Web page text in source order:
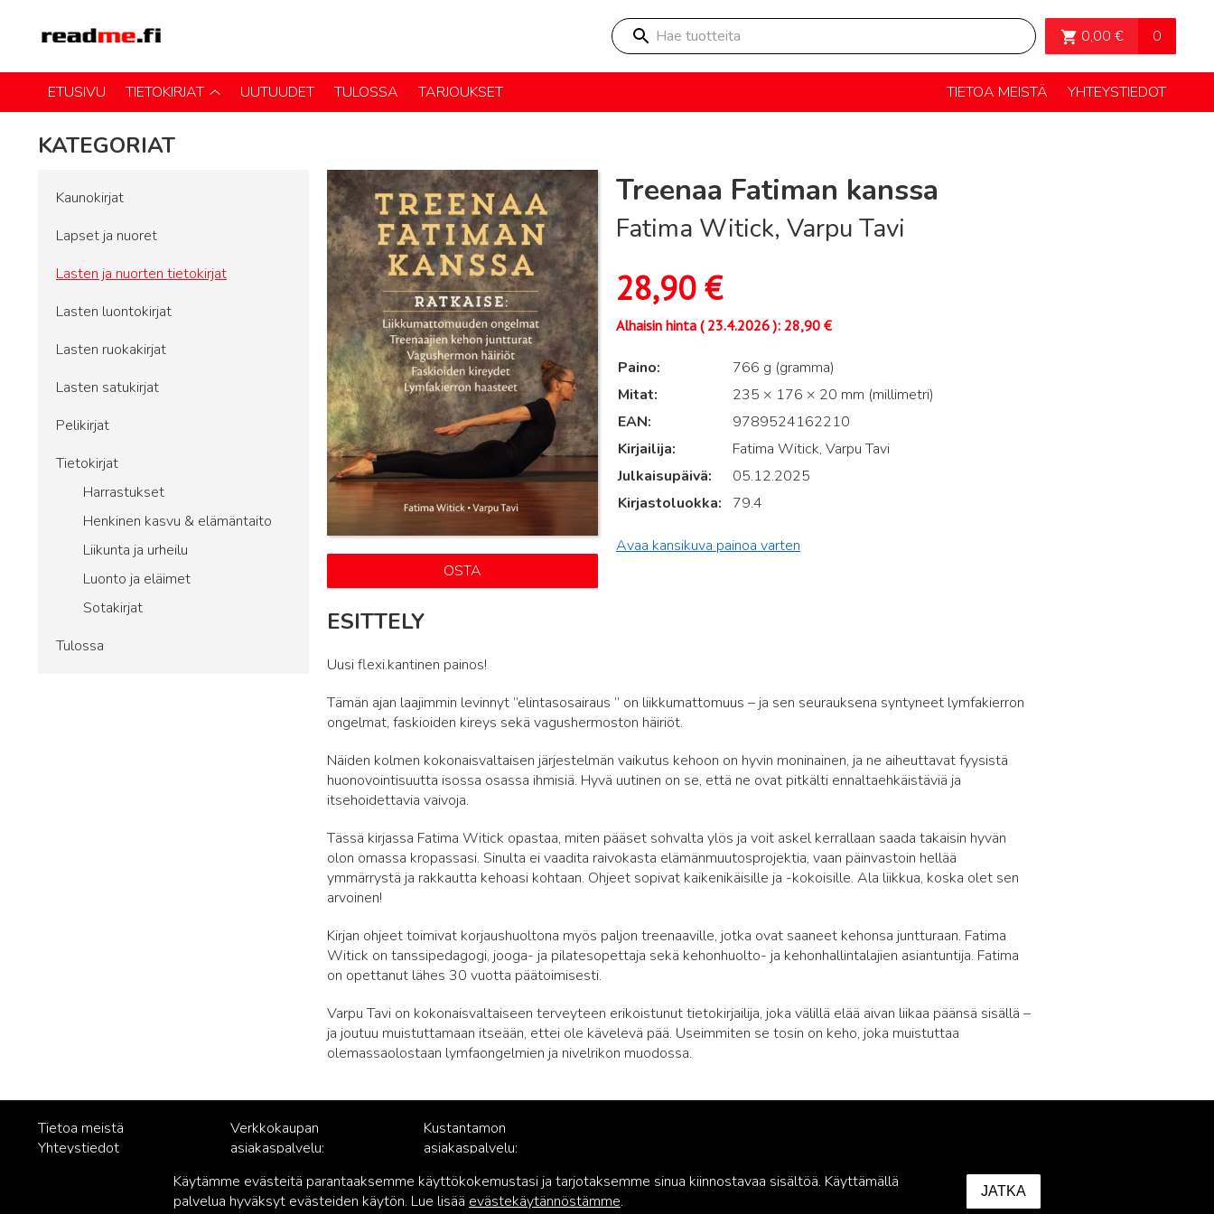
Hae tuotteita 0,00 € 0
OSTOSKORI>
ETUSIVU TIETOKIRJAT UUTUUDET TULOSSA TARJOUKSET TIETOA MEISTÄ YHTEYSTIEDOT
KATEGORIAT
Kaunokirjat
Lapset ja nuoret
Lasten ja nuorten tietokirjat
Lasten luontokirjat
Lasten ruokakirjat
Lasten satukirjat
Pelikirjat
Tietokirjat
Harrastukset
Henkinen kasvu & elämäntaito
Liikunta ja urheilu
Luonto ja eläimet
Sotakirjat
Tulossa
OSTA
Treenaa Fatiman kanssa
Fatima Witick, Varpu Tavi
28,90€
Alhaisin hinta (23.4.2026): 28,90 €
Paino
766 g (gramma)
Mitat
235 × 176 × 20 mm (millimetri)
EAN
9789524162210
Kirjailija
Fatima Witick, Varpu Tavi
Julkaisupäivä
05.12.2025
Kirjastoluokka
79.4
Avaa kansikuva painoa varten
ESITTELY
Uusi flexi.kantinen painos!
Tämän ajan laajimmin levinnyt ”elintasosairaus ” on liikkumattomuus – ja sen seurauksena syntyneet lymfakierron
ongelmat, faskioiden kireys sekä vagushermoston häiriöt.
Näiden kolmen kokonaisvaltaisen järjestelmän vaikutus kehoon on hyvin moninainen, ja ne aiheuttavat fyysistä
huonovointisuutta isossa osassa ihmisiä. Hyvä uutinen on se, että ne ovat pitkälti ennaltaehkäistäviä ja
itsehoidettavia vaivoja.
Tässä kirjassa Fatima Witick opastaa, miten pääset sohvalta ylös ja voit askel kerrallaan saada takaisin hyvän
olon omassa kropassasi. Sinulta ei vaadita raivokasta elämänmuutosprojektia, vaan päinvastoin hellää
ymmärrystä ja rakkautta kehoasi kohtaan. Ohjeet sopivat kaikenikäisille ja -kokoisille. Ala liikkua, koska olet sen
arvoinen!
Kirjan ohjeet toimivat korjaushuoltona myös paljon treenaaville, jotka ovat saaneet kehonsa juntturaan. Fatima
Witick on tanssipedagogi, jooga- ja pilatesopettaja sekä kehonhuolto- ja kehonhallintalajien asiantuntija. Fatima
on opettanut lähes 30 vuotta päätoimisesti.
Varpu Tavi on kokonaisvaltaiseen terveyteen erikoistunut tietokirjailija, joka välillä elää aivan liikaa päänsä sisällä –
ja joutuu muistuttamaan itseään, ettei ole kävelevä pää. Useimmiten se tosin on keho, joka muistuttaa
olemassaolostaan lymfaongelmien ja nivelrikon muodossa.
Tietoa meistä
Yhteystiedot
Verkkokaupan
asiakaspalvelu:
Kustantamon
asiakaspalvelu:
Käytämme evästeitä parantaaksemme käyttökokemustasi ja tarjotaksemme sinua kiinnostavaa sisältöä. Käyttämällä
palvelua hyväksyt evästeiden käytön. Lue lisää evästekäytännöstämme.
JATKA